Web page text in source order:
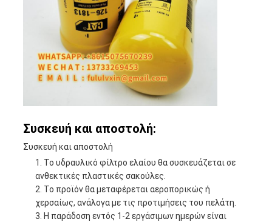
Συσκευή και αποστολή:
Συσκευή και αποστολή
Το υδραυλικό φίλτρο ελαίου θα συσκευάζεται σε
ανθεκτικές πλαστικές σακούλες.
Το προϊόν θα μεταφέρεται αεροπορικώς ή
χερσαίως, ανάλογα με τις προτιμήσεις του πελάτη.
Η παράδοση εντός 1-2 εργάσιμων ημερών είναι